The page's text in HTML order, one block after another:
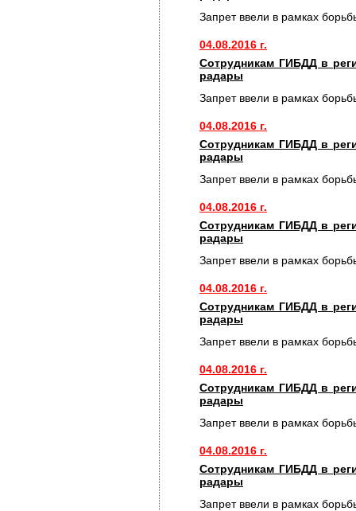
Запрет ввели в рамках
04.08.2016 г.
Сотрудникам ГИБДД в
радары
Запрет ввели в рамках
04.08.2016 г.
Сотрудникам ГИБДД в
радары
Запрет ввели в рамках
04.08.2016 г.
Сотрудникам ГИБДД в
радары
Запрет ввели в рамках
04.08.2016 г.
Сотрудникам ГИБДД в
радары
Запрет ввели в рамках
04.08.2016 г.
Сотрудникам ГИБДД в
радары
Запрет ввели в рамках
04.08.2016 г.
Сотрудникам ГИБДД в
радары
Запрет ввели в рамках